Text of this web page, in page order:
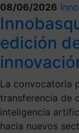
08/06/2026
edición
La convocatoria
transferencia de
inteligencia
hacia nuevos